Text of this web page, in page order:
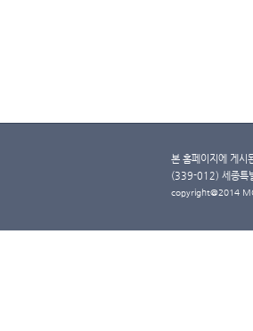
본 홈페이지에 게시
(339-012) 세종특
copyright@2014